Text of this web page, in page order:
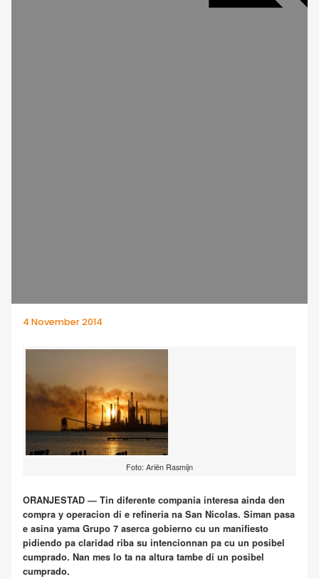
4 November 2014
Foto: Ariën Rasmijn
ORANJESTAD — Tin diferente compania interesa ainda den
compra y operacion di e refineria na San Nicolas. Siman pasa
e asina yama Grupo 7 aserca gobierno cu un manifiesto
pidiendo pa claridad riba su intencionnan pa cu un posibel
cumprado. Nan mes lo ta na altura tambe di un posibel
cumprado.